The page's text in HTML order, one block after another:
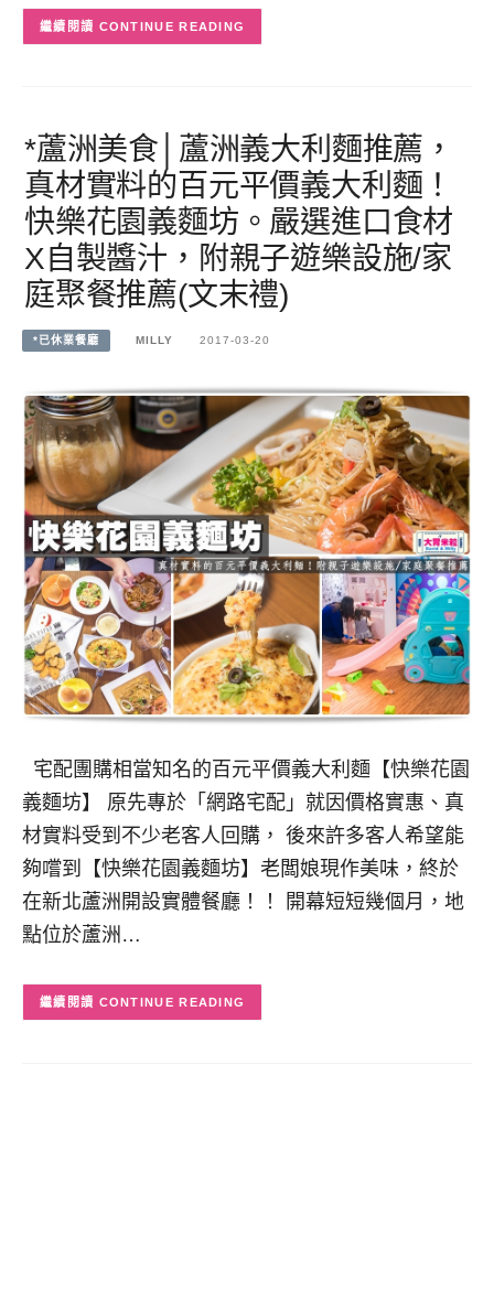
CONTINUE READING
*蘆洲美食│蘆洲義大利麵推薦，
真材實料的百元平價義大利麵！
快樂花園義麵坊。嚴選進口食材
X自製醬汁，附親子遊樂設施/家
庭聚餐推薦(文末禮)
*已休業餐廳 MILLY 2017-03-20
宅配團購相當知名的百元平價義大利麵【快樂花園
義麵坊】 原先專於「網路宅配」就因價格實惠、真
材實料受到不少老客人回購， 後來許多客人希望能
夠嚐到【快樂花園義麵坊】老闆娘現作美味，終於
在新北蘆洲開設實體餐廳！！ 開幕短短幾個月，地
點位於蘆洲…
CONTINUE READING